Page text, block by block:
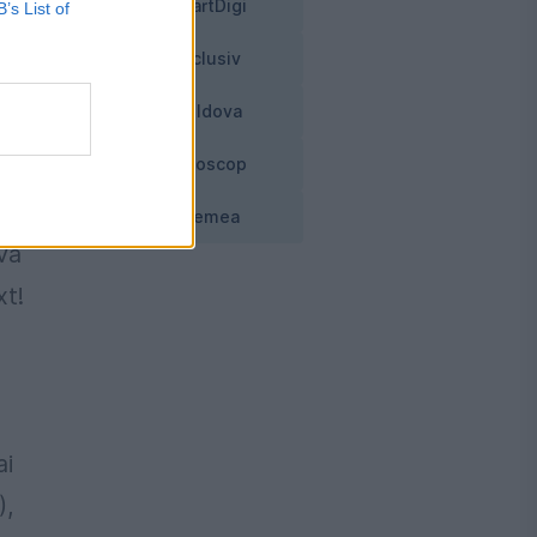
List of
SmartDigi
Exclusiv
Moldova
Horoscop
Vremea